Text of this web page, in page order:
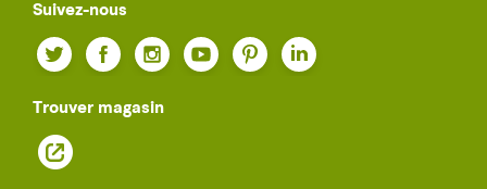
Suivez-nous
Facebook
Twitter YouTubePinterest
Instagram
Trouver magasin